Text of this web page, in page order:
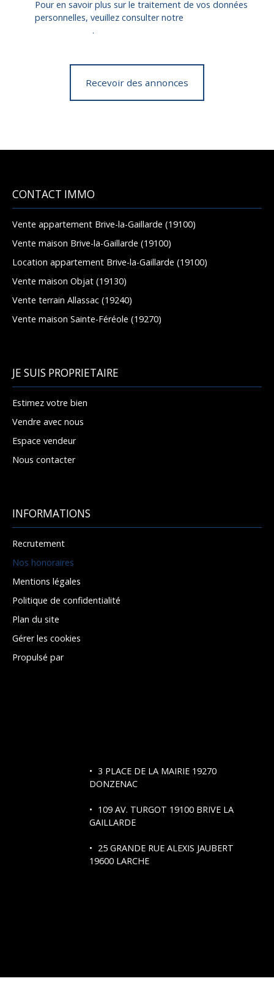
Pour en savoir plus sur le traitement de vos données
personnelles, veuillez consulter notre
.
Recevoir des annonces
CONTACT IMMO
Vente appartement Brive-la-Gaillarde (19100)
Vente maison Brive-la-Gaillarde (19100)
Location appartement Brive-la-Gaillarde (19100)
Vente maison Objat (19130)
Vente terrain Allassac (19240)
Vente maison Sainte-Féréole (19270)
JE SUIS PROPRIETAIRE
Estimez votre bien
Vendre avec nous
Espace vendeur
Nous contacter
INFORMATIONS
Recrutement
Nos honoraires
Mentions légales
Politique de confidentialité
Plan du site
Gérer les cookies
Propulsé par
3 PLACE DE LA MAIRIE 19270
DONZENAC
109 AV. TURGOT 19100 BRIVE LA
GAILLARDE
25 GRANDE RUE ALEXIS JAUBERT
19600 LARCHE